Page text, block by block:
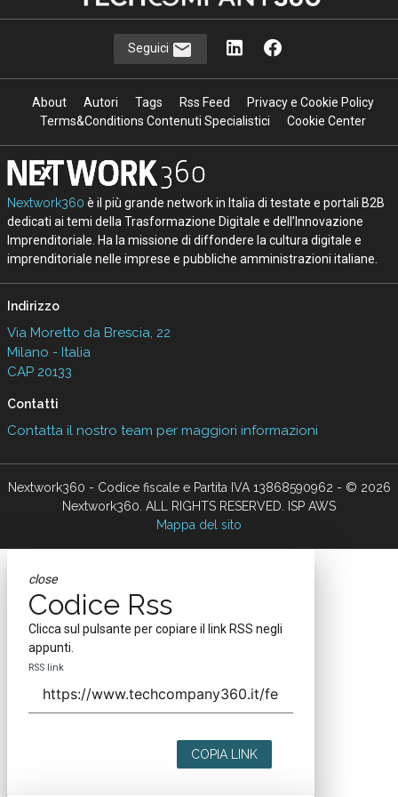
Seguici
About Autori Tags Rss Feed
Privacy e Cookie Policy
Terms&Conditions Contenuti Specialistici
Cookie Center
Nextwork360 è il più grande network in Italia di testate e portali B2B
dedicati ai temi della Trasformazione Digitale e dell’Innovazione
Imprenditoriale. Ha la missione di diffondere la cultura digitale e
imprenditoriale nelle imprese e pubbliche amministrazioni italiane.
Indirizzo
Via Moretto da Brescia, 22
Milano - Italia
CAP 20133
Contatti
Contatta il nostro team per maggiori informazioni
Nextwork360 - Codice fiscale e Partita IVA 13868590962 - © 2026
Nextwork360. ALL RIGHTS RESERVED. ISP AWS
Mappa del sito
close
Codice Rss
Clicca sul pulsante per copiare il link RSS negli
appunti.
RSS link
COPIA LINK